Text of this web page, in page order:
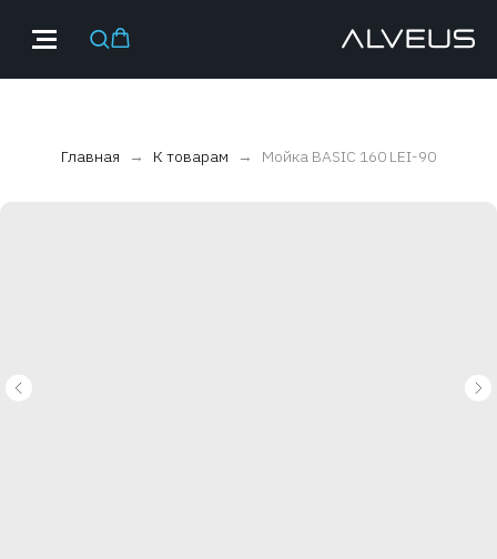
Главная К товарам Мойка BASIC 160 LEI-90